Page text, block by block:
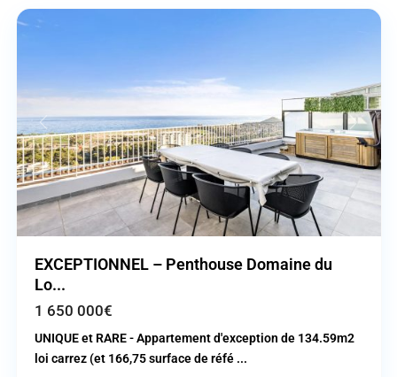
Previous Next
EXCEPTIONNEL – Penthouse Domaine du
Lo...
1 650 000€
UNIQUE et RARE - Appartement d'exception de 134.59m2
loi carrez (et 166,75 surface de réfé ...